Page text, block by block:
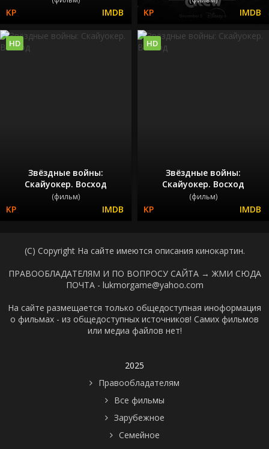
Звёздные войны:
Скайуокер. Восход
(фильм)
HD
Звёздные войны:
Скайуокер. Восход
(фильм)
HD
(C) Copyright На сайте имеются описания кинокартин.
ПРАВООБЛАДАТЕЛЯМ И ПО ВОПРОСУ САЙТА → ЖМИ СЮДА
ПОЧТА - lukmorgame@yahoo.com
На сайте размещается только общедоступная иноформация
о фильмах - из общедоступных источников! Самих фильмов
или медиа файлов нет!
2025
Правообладателям
Все фильмы
Зарубежное
Семейное